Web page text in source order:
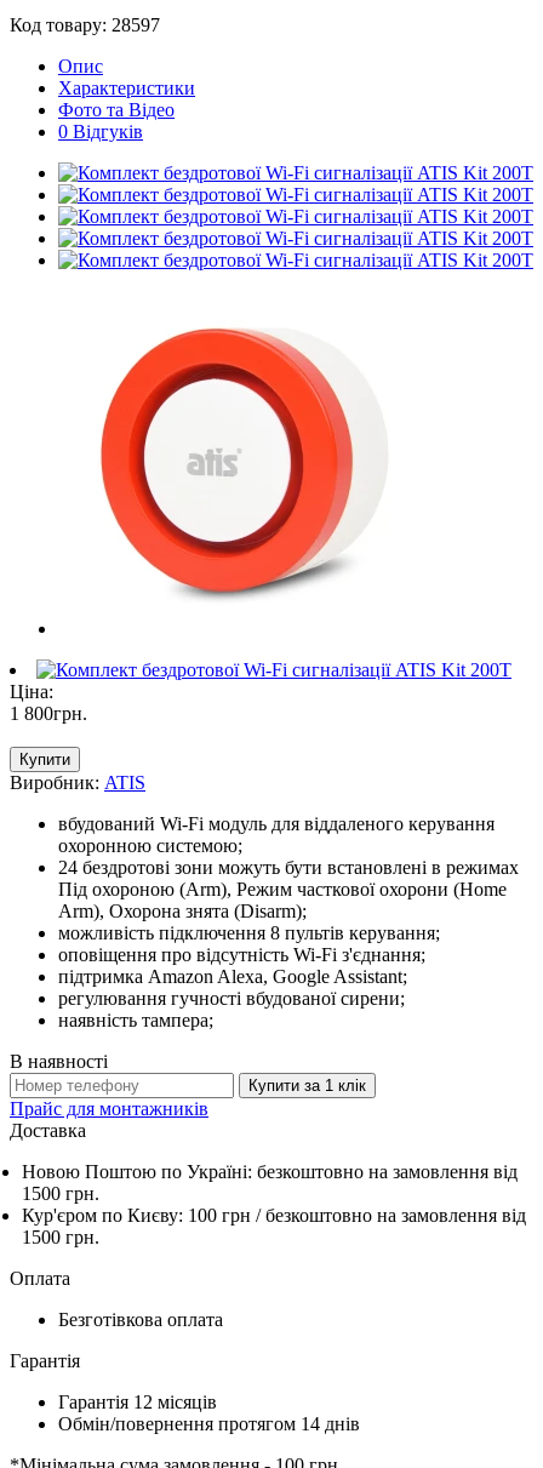
Код товару: 28597
Опис
Характеристики
Фото та Відео
0 Відгуків
Ціна:
1 800грн.
Купити
Виробник: ATIS
вбудований Wi-Fi модуль для віддаленого керування
охоронною системою;
24 бездротові зони можуть бути встановлені в режимах
Під охороною (Arm), Режим часткової охорони (Home
Arm), Охорона знята (Disarm);
можливість підключення 8 пультів керування;
оповіщення про відсутність Wi-Fi з'єднання;
підтримка Amazon Alexa, Google Assistant;
регулювання гучності вбудованої сирени;
наявність тампера;
В наявності
Купити за 1 клiк
Прайс для монтажників
Доставка
Новою Поштою по Україні: безкоштовно на замовлення від
1500 грн.
Кур'єром по Києву: 100 грн /безкоштовно на замовлення від
1500 грн.
Оплата
Безготівкова оплата
Гарантія
Гарантія 12 місяців
Обмін/повернення протягом 14 днів